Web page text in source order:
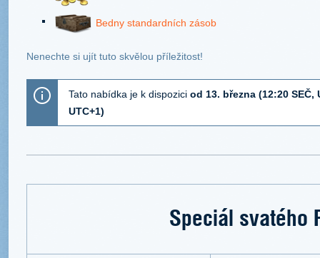
Bedny standardních zásob
Nenechte si ujít tuto skvělou příležitost!
Tato nabídka je k dispozici od 13. března (12:20 SEČ,
UTC+1)
Speciál svatého